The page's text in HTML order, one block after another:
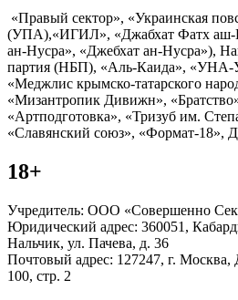
«Правый сектор», «Украинская
(УПА),«ИГИЛ», «Джабхат Фатх
ан-Нусра», «Джебхат ан-Нусра»),
партия (НБП), «Аль-Каида»,
«Меджлис крымско-татарского
«Мизантропик Дивижн»,
«Артподготовка», «Тризуб им.
«Славянский союз», «Формат-18»,
18+
Учредитель: ООО «Совершенно
Юридический адрес: 360051,
Нальчик, ул. Пачева, д. 36
Почтовый адрес: 127247, г. Москва,
100, стр. 2